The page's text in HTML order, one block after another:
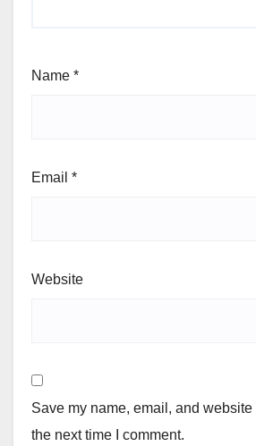
Name *
Email *
Website
Save my name, email, and
the next time I comment.